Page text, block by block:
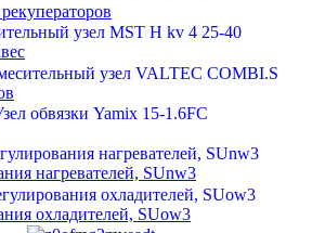
нагревателей, SUnw3
охладителей, SUow3